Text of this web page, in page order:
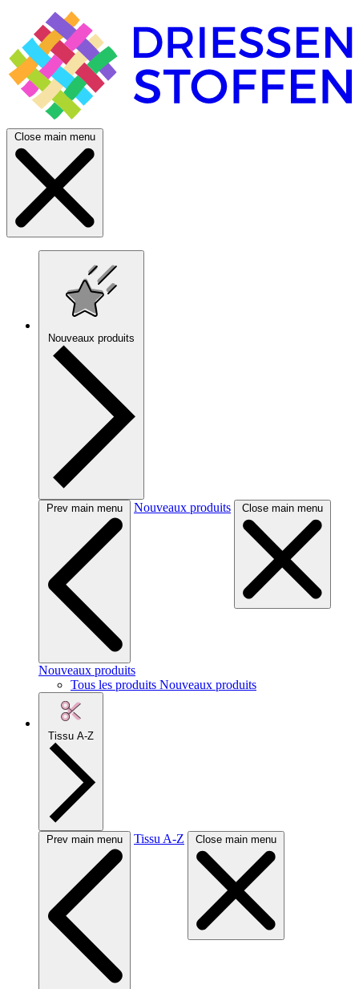
Close main menu
Nouveaux produits
Prev main menu Nouveaux produits Close main menu
Nouveaux produits
Tous les produits Nouveaux produits
Tissu A-Z
Prev main menu Tissu A-Z Close main menu